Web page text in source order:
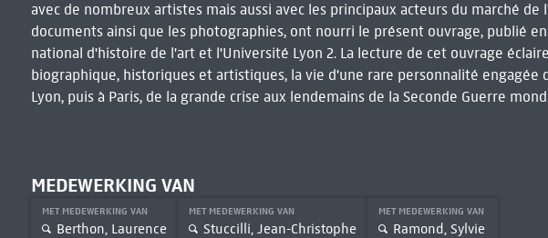
avec de nombreux artistes mais aussi avec les principaux acteurs du marché de
documents ainsi que les photographies, ont nourri le présent ouvrage, publié
national d'histoire de l'art et l'Université Lyon 2. La lecture de cet ouvrage
biographique, historiques et artistiques, la vie d'une rare personnalité engagée
Lyon, puis à Paris, de la grande crise aux lendemains de la Seconde Guerre
MEDEWERKING VAN
MET MEDEWERKING VAN
Berthon, Laurence
MET MEDEWERKING VAN
Stuccilli, Jean-Christophe
MET MEDEWERKING VAN
Ramond, Sylvie